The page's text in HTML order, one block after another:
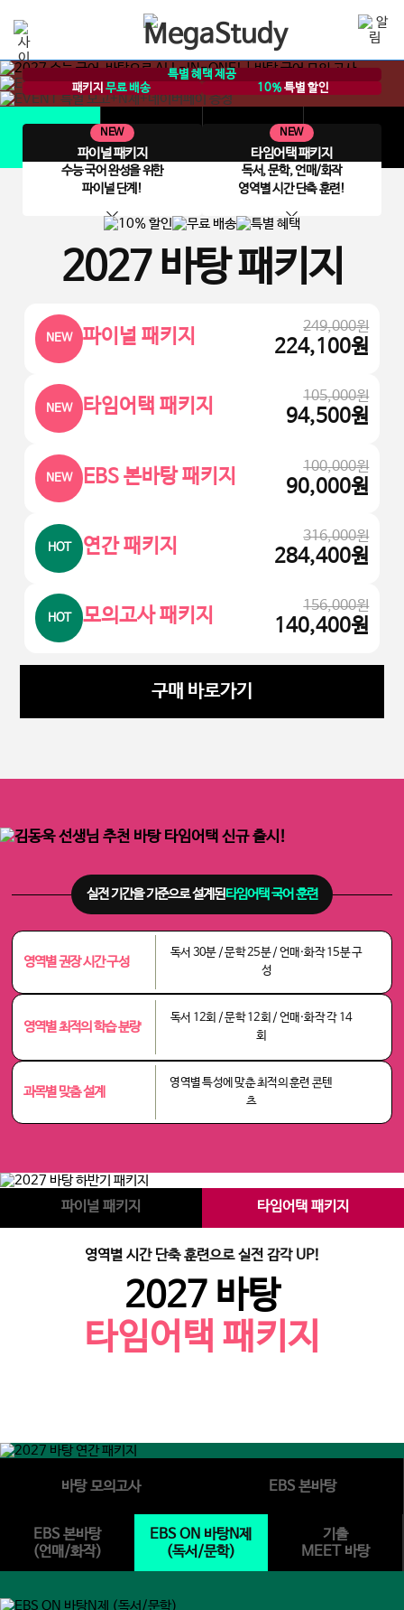
특별 혜택 제공
패키지 무료 배송 10% 특별 할인
NEW
파이널 패키지
수능 국어 완성을 위한
파이널 단계!
NEW
타임어택 패키지
독서, 문학, 언매/화작
영역별 시간 단축 훈련!
공지사항 학습 Q&A
2027 바탕 패키지
NEW 파이널 패키지 249,000원
224,100원
NEW 타임어택 패키지 105,000원
94,500원
NEW EBS 본바탕 패키지 100,000원
90,000원
HOT 연간 패키지 316,000원
284,400원
HOT 모의고사 패키지 156,000원
140,400원
구매 바로가기
실전 기간을 기준으로 설계된타임어택 국어 훈련
영역별 권장 시간 구성
독서 30분 / 문학 25분 / 언매·화작 15분 구
성
영역별 최적의 학습 분량
독서 12회 / 문학 12회 / 언매·화작 각 14
회
과목별 맞춤 설계
영역별 특성에 맞춘 최적의 훈련 콘텐
츠
파이널 패키지 타임어택 패키지
영역별 시간 단축 훈련으로 실전 감각 UP!
2027 바탕
타임어택 패키지
바탕 모의고사 EBS 본바탕
EBS 본바탕
(언매/화작)
EBS ON 바탕N제
(독서/문학)
기출
MEET 바탕